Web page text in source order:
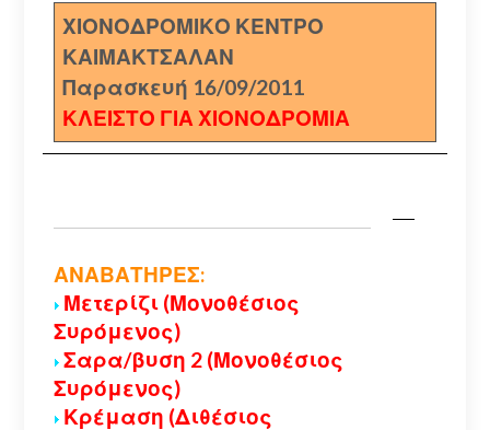
ΧΙΟΝΟΔΡΟΜΙΚΟ ΚΕΝΤΡΟ
ΚΑΙΜΑΚΤΣΑΛΑΝ
Παρασκευή 16/09/2011
ΚΛΕΙΣΤΟ ΓΙΑ ΧΙΟΝΟΔΡΟΜΙΑ
ΑΝΑΒΑΤΗΡΕΣ:
Μετερίζι (Μονοθέσιος
Συρόμενος)
Σαρα/βυση 2 (Μονοθέσιος
Συρόμενος)
Κρέμαση (Διθέσιος